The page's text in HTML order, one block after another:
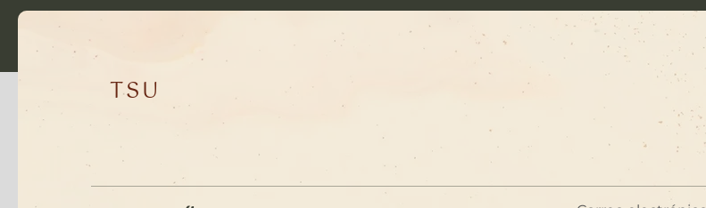
TSU